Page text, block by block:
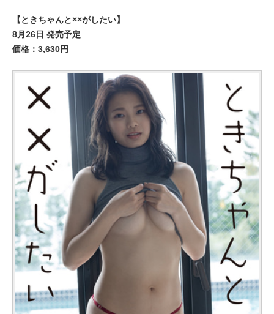
【ときちゃんと××がしたい】
8月26日 発売予定
価格：3,630円